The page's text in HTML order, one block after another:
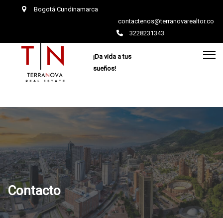
Bogotá Cundinamarca
contactenos@terranovarealtor.co
3228231343
¡Da vida a tus
sueños!
Contacto